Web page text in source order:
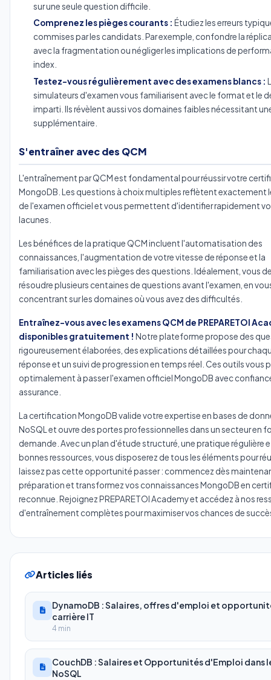
sur une seule question difficile.
Comprenez les pièges courants : Étudiez les erreurs
commises par les candidats. Par exemple, confondre la
avec la fragmentation ou négliger les implications de
index.
Testez-vous régulièrement avec des examens blancs :
simulateurs d'examen vous familiarisent avec le format et le
imparti. Ils révèlent aussi vos domaines faibles nécessitant
supplémentaire.
S'entraîner avec des QCM
L'entraînement par QCM est fondamental pour réussir votre
MongoDB. Les questions à choix multiples reflètent exactement
de l'examen officiel et vous permettent d'identifier rapidement
lacunes.
Les bénéfices de la pratique QCM incluent l'automatisation des
connaissances, l'augmentation de votre vitesse de réponse et la
familiarisation avec les pièges des questions. Idéalement, vous
résoudre plusieurs centaines de questions avant l'examen, en
concentrant sur les domaines où vous avez des difficultés.
Entraînez-vous avec les examens QCM de PREPARETOI
disponibles gratuitement ! Notre plateforme propose des
rigoureusement élaborées, des explications détaillées pour
réponse et un suivi de progression en temps réel. Ces outils vous
optimalement à passer l'examen officiel MongoDB avec
assurance.
La certification MongoDB valide votre expertise en bases de
NoSQL et ouvre des portes professionnelles dans un secteur en
demande. Avec un plan d'étude structuré, une pratique régulière
bonnes ressources, vous disposerez de tous les éléments pour
laissez pas cette opportunité passer : commencez dès
préparation et transformez vos connaissances MongoDB en
reconnue. Rejoignez PREPARETOI Academy et accédez à nos
d'entraînement complètes pour maximiser vos chances de
Articles liés
DynamoDB : Salaires, offres d'emploi et
carrière IT
4 min
CouchDB : Salaires et Opportunités d'Emploi dans
NoSQL